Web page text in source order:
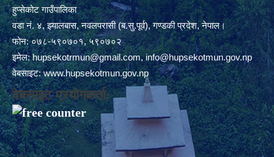
हुप्सेकोट गाउँपालिका
वडा नं. ४, झ्यालबास, नवलपरासी (ब.सु.पूर्व), गण्डकी प्रदेश, नेपाल।
फोन: ०७८-५९०७०१, ५९०७०२
इमेल:hupsekotrmun@gmail.com,info@hupsekotmun.gov.np
वेबसाइट:www.hupsekotmun.gov.np
वेबसाइट प्रयोगकर्ता: